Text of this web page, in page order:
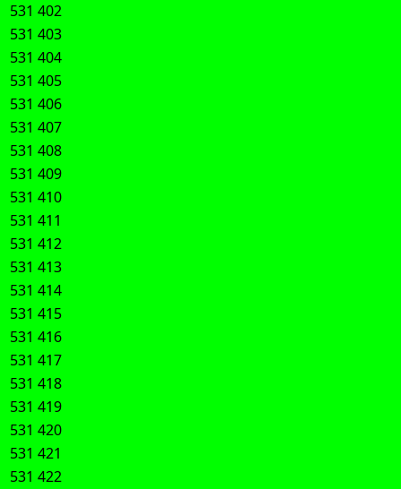
531 402
531 403
531 404
531 405
531 406
531 407
531 408
531 409
531 410
531 411
531 412
531 413
531 414
531 415
531 416
531 417
531 418
531 419
531 420
531 421
531 422